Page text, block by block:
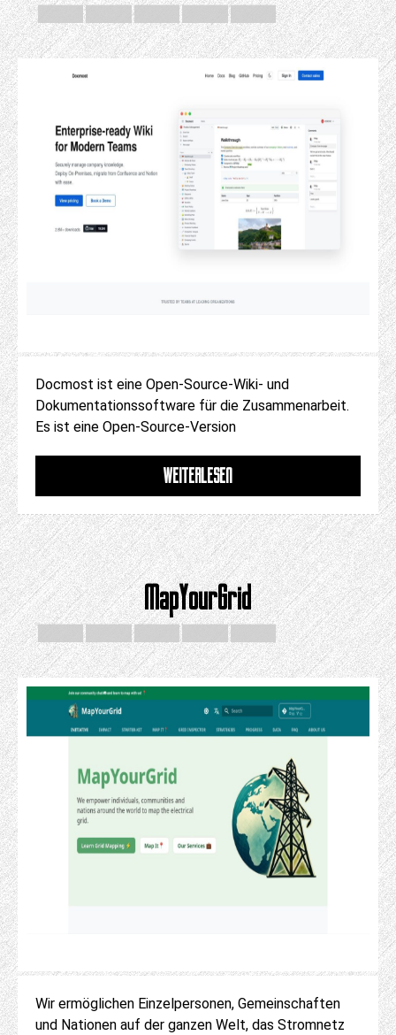
Docmost ist eine Open-Source-Wiki- und
Dokumentationssoftware für die Zusammenarbeit.
Es ist eine Open-Source-Version
WEITERLESEN
MapYourGrid
Wir ermöglichen Einzelpersonen, Gemeinschaften
und Nationen auf der ganzen Welt, das Stromnetz